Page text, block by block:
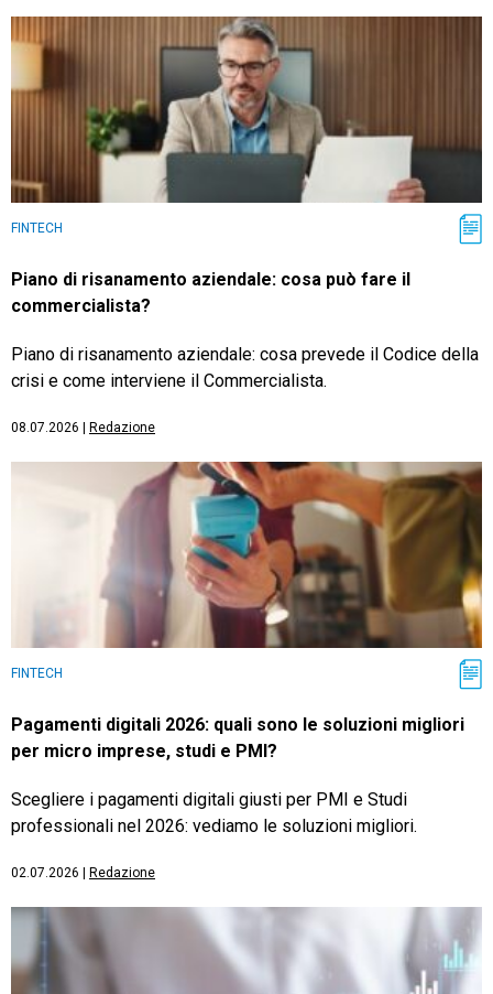
FINTECH
Piano di risanamento aziendale: cosa può fare il
commercialista?
Piano di risanamento aziendale: cosa prevede il Codice della
crisi e come interviene il Commercialista.
08.07.2026 | Redazione
FINTECH
Pagamenti digitali 2026: quali sono le soluzioni migliori
per micro imprese, studi e PMI?
Scegliere i pagamenti digitali giusti per PMI e Studi
professionali nel 2026: vediamo le soluzioni migliori.
02.07.2026 | Redazione